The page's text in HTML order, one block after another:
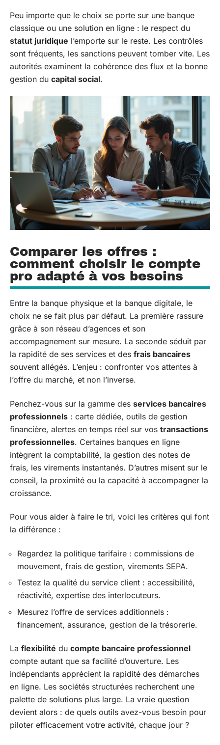
Peu importe que le choix se porte sur une banque
classique ou une solution en ligne : le respect du
statut juridique l’emporte sur le reste. Les contrôles
sont fréquents, les sanctions peuvent tomber vite. Les
autorités examinent la cohérence des flux et la bonne
gestion du capital social.
Comparer les offres :
comment choisir le compte
pro adapté à vos besoins
Entre la banque physique et la banque digitale, le
choix ne se fait plus par défaut. La première rassure
grâce à son réseau d’agences et son
accompagnement sur mesure. La seconde séduit par
la rapidité de ses services et des frais bancaires
souvent allégés. L’enjeu : confronter vos attentes à
l’offre du marché, et non l’inverse.
Penchez-vous sur la gamme des services bancaires
professionnels : carte dédiée, outils de gestion
financière, alertes en temps réel sur vos transactions
professionnelles. Certaines banques en ligne
intègrent la comptabilité, la gestion des notes de
frais, les virements instantanés. D’autres misent sur le
conseil, la proximité ou la capacité à accompagner la
croissance.
Pour vous aider à faire le tri, voici les critères qui font
la différence :
Regardez la politique tarifaire : commissions de
mouvement, frais de gestion, virements SEPA.
Testez la qualité du service client : accessibilité,
réactivité, expertise des interlocuteurs.
Mesurez l’offre de services additionnels :
financement, assurance, gestion de la trésorerie.
La flexibilité du compte bancaire professionnel
compte autant que sa facilité d’ouverture. Les
indépendants apprécient la rapidité des démarches
en ligne. Les sociétés structurées recherchent une
palette de solutions plus large. La vraie question
devient alors : de quels outils avez-vous besoin pour
piloter efficacement votre activité, chaque jour ?